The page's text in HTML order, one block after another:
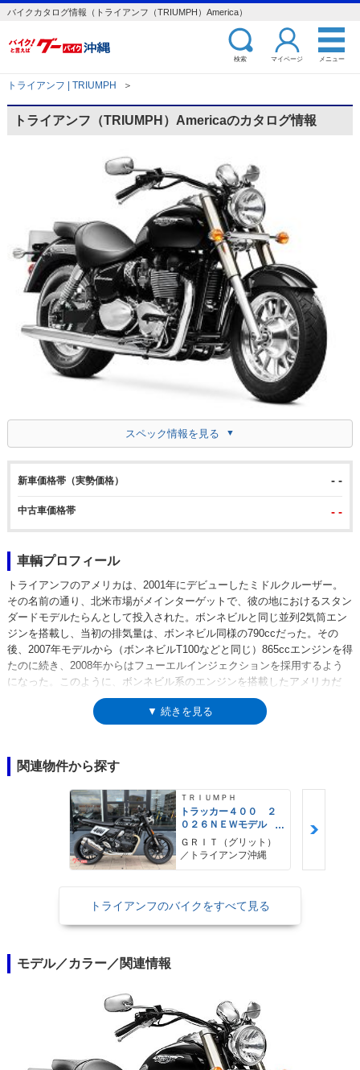
バイクカタログ情報（トライアンフ（TRIUMPH）America）
検索 マイページ メニュー
トライアンフ | TRIUMPH ＞
トライアンフ（TRIUMPH）Americaのカタログ情報
スペック情報を見る
新車価格帯（実勢価格） - -
中古車価格帯 - -
車輌プロフィール
トライアンフのアメリカは、2001年にデビューしたミドルクルーザー。
その名前の通り、北米市場がメインターゲットで、彼の地におけるスタン
ダードモデルたらんとして投入された。ボンネビルと同じ並列2気筒エン
ジンを搭載し、当初の排気量は、ボンネビル同様の790ccだった。その
後、2007年モデルから（ボンネビルT100などと同じ）865ccエンジンを得
たのに続き、2008年からはフューエルインジェクションを採用するよう
になった。このように、ボンネビル系のエンジンを搭載したアメリカだ
が、ボンネビルとの大きな違いは、アメリカが、270°クランクを採用して
いたこと（ボンネビルは360°クランク）。これは、クルーザーらしい鼓動
は、登場当初の数年間導入されたのち、長い未導入期間があり、2013年
（2014年モデル）から再導入。この時、スクリーン＆パニアケース装備
のアメリカLT（ライト・ツーリング）もラインナップされた。
▼ 続きを見る
関連物件から探す
ＴＲＩＵＭＰＨ
トラッカー４００ ２
０２６ＮＥＷモデル
フラットトラック ト
ルクアシストクラッ
チ トラクションコン
ＧＲＩＴ（グリット）
／トライアンフ沖縄
トライアンフのバイクをすべて見る
モデル／カラー／関連情報